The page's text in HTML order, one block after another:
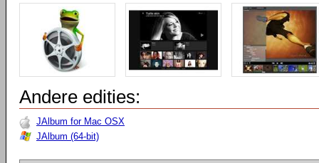
Andere edities:
JAlbum for Mac OSX
JAlbum (64-bit)